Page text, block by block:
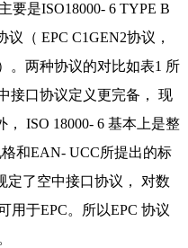
要是ISO18000- 6 TYPE B
议（ EPC C1GEN2协议，
。两种协议的对比如表1 所
接口协议定义更完备， 现
ISO 18000- 6 基本上是整
和EAN- UCC所提出的标
定了空中接口协议， 对数
用于EPC。所以EPC 协议